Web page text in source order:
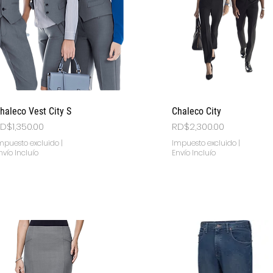
Vista rápida
Vest City S
excluido|
Incluío
Vista rápida
Chaleco City
Precio
RD$2,300.00
Impuesto excluido|
Envío Incluío